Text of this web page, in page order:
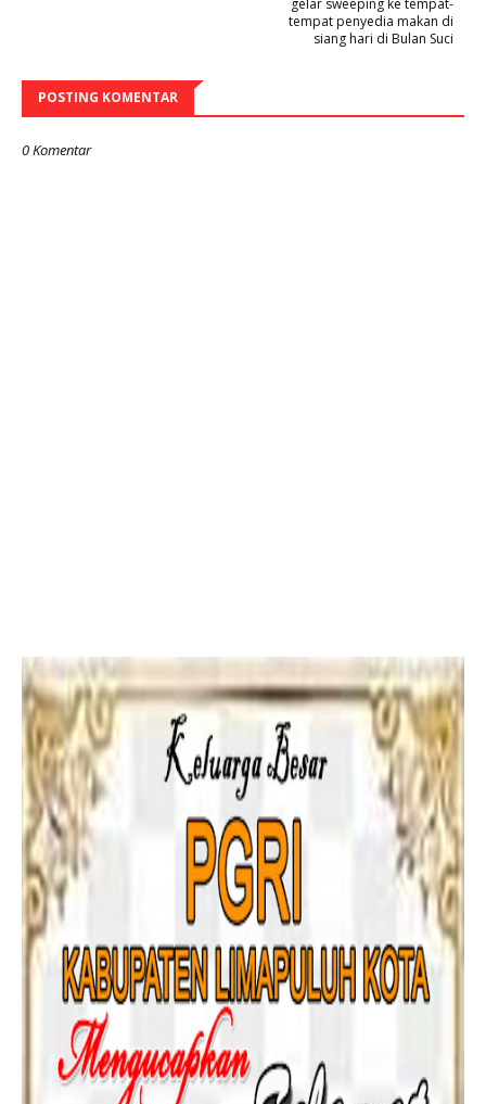
gelar sweeping ke tempat-
tempat penyedia makan di
siang hari di Bulan Suci
POSTING KOMENTAR
0 Komentar